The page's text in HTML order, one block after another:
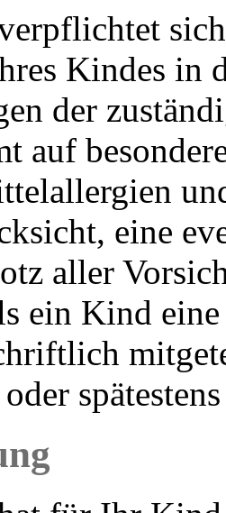
Kindes in
der
auf
eine
aller
ein Kind